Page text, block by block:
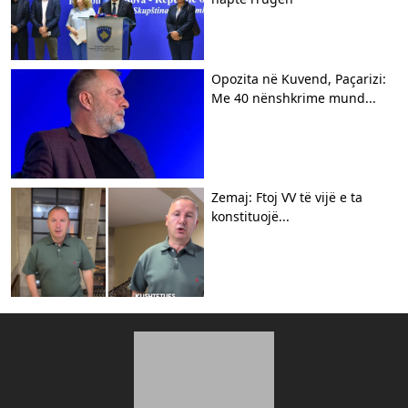
Opozita në Kuvend, Paçarizi:
Me 40 nënshkrime mund...
Zemaj: Ftoj VV të vijë e ta
konstituojë...